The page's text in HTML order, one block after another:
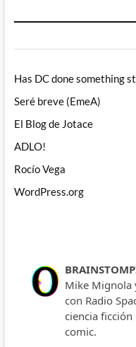
Has DC done something
Seré breve (EmeA)
El Blog de Jotace
ADLO!
Rocío Vega
WordPress.org